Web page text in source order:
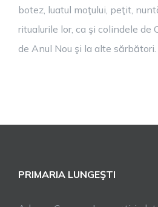
botez, luatul moţului, peţit,
ritualurile lor, ca şi colindele de
de Anul Nou şi la alte sărbători.
PRIMARIA LUNGEŞTI